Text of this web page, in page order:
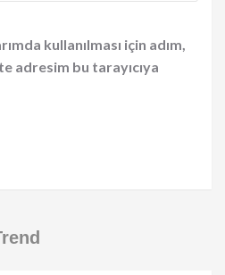
kullanılması için adım,
adresim bu tarayıcıya